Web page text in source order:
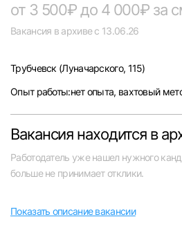
Екатеринбург
Саратов
Челябинск
Пермь
Самара
от 3 500₽ до 4 000₽ за
Вакансия в архиве с 13.06.26
Трубчевск (Луначарского, 115)
Опыт работы:нет опыта, вахтовый
Вакансия находится в
Работодатель уже нашел нужного
больше не принимает отклики.
Показать описание вакансии